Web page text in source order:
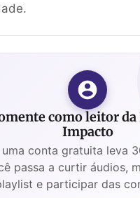
como leitor da
Impacto
conta gratuita leva
passa a curtir áudios,
e participar das